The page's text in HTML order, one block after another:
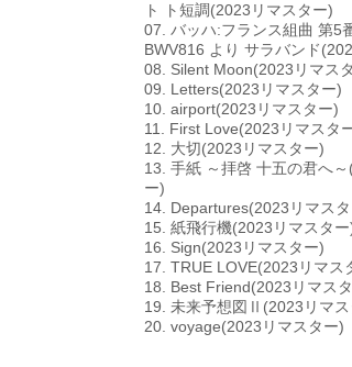
ト ト短調(2023リマスター)
07. バッハ:フランス組曲 第5
BWV816 より サラバンド
08. Silent Moon(2023リマスタ
09. Letters(2023リマスター)
10. airport(2023リマスター)
11. First Love(2023リマスター)
12. 大切(2023リマスター)
13. 手紙 ～拝啓 十五の君へ～
ー)
14. Departures(2023リマスタ
15. 紙飛行機(2023リマスター)
16. Sign(2023リマスター)
17. TRUE LOVE(2023リマス
18. Best Friend(2023リマスタ
19. 未来予想図Ⅱ(2023リマス
20. voyage(2023リマスター)